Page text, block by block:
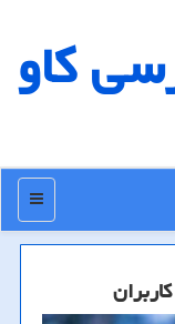
كاو
منو